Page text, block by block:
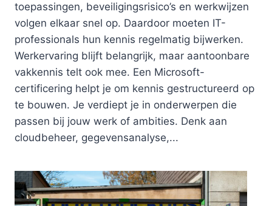
toepassingen, beveiligingsrisico’s en werkwijzen
volgen elkaar snel op. Daardoor moeten IT-
professionals hun kennis regelmatig bijwerken.
Werkervaring blijft belangrijk, maar aantoonbare
vakkennis telt ook mee. Een Microsoft-
certificering helpt je om kennis gestructureerd op
te bouwen. Je verdiept je in onderwerpen die
passen bij jouw werk of ambities. Denk aan
cloudbeheer, gegevensanalyse,...